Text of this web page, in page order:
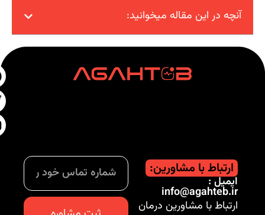
آنچه در این مقاله میخوانید:
ارتباط با مشاورین:
ایمیل :
info@agahteb.ir
ارتباط با مشاورین درمان